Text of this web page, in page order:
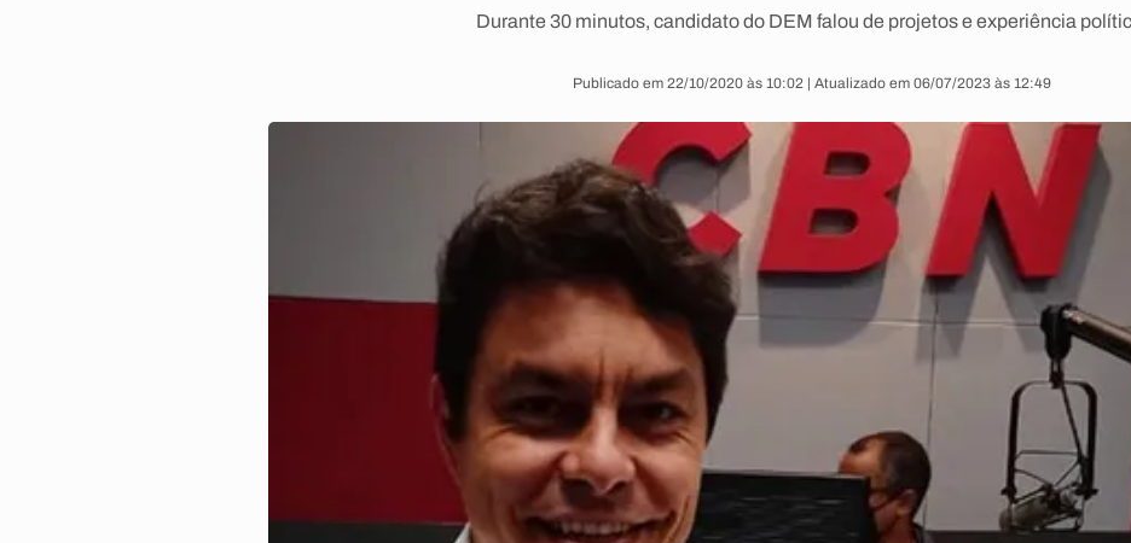
Durante 30 minutos, candidato do DEM falou de projetos e experiência
Publicado em 22/10/2020 às 10:02 | Atualizado em 06/07/2023 às 12:49